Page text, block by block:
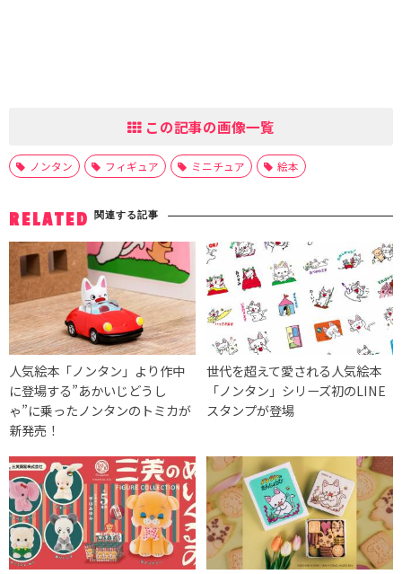
この記事の画像一覧
ノンタン フィギュア ミニチュア 絵本
RELATED 関連する記事
人気絵本「ノンタン」より作中
に登場する”あかいじどうし
ゃ”に乗ったノンタンのトミカが
新発売！
世代を超えて愛される人気絵本
「ノンタン」シリーズ初のLINE
スタンプが登場